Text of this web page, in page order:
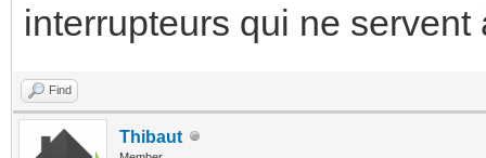
interrupteurs qui ne servent
Find
Thibaut